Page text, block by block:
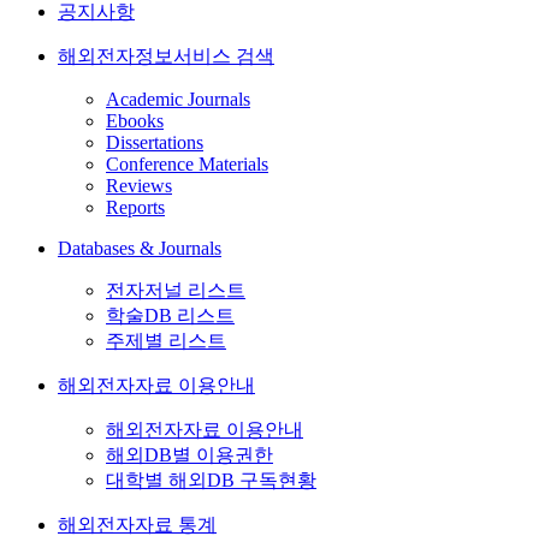
공지사항
해외전자정보서비스 검색
Academic Journals
Ebooks
Dissertations
Conference Materials
Reviews
Reports
Databases & Journals
전자저널 리스트
학술DB 리스트
주제별 리스트
해외전자자료 이용안내
해외전자자료 이용안내
해외DB별 이용권한
대학별 해외DB 구독현황
해외전자자료 통계